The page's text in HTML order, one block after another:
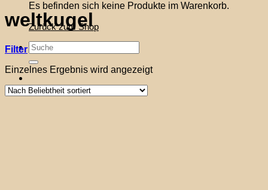
Es befinden sich keine Produkte im Warenkorb.
Zurück zum Shop
Suche
nach:
weltkugel
Filter
Einzelnes Ergebnis wird angezeigt